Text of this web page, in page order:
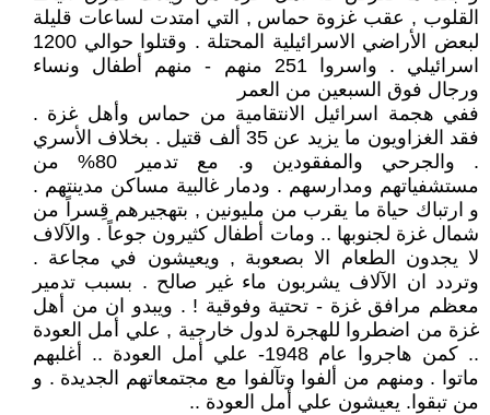
القلوب , عقب غزوة حماس , التي امتدت لساعات قليلة
لبعض الأراضي الاسرائيلية المحتلة . وقتلوا حوالي 1200
اسرائيلي . واسروا 251 منهم - منهم أطفال ونساء
ورجال فوق السبعين من العمر
ففي هجمة اسرائيل الانتقامية من حماس وأهل غزة .
فقد الغزاويون ما يزيد عن 35 ألف قتيل . بخلاف الأسري
. والجرحي والمفقودين و. مع تدمير 80% من
مستشفياتهم ومدارسهم . ودمار غالبية مساكن مدينتهم .
و ارتباك حياة ما يقرب من مليونين , بتهجيرهم قِسراً من
شمال غزة لجنوبها .. ومات أطفال كثيرون جوعاً . والآلاف
لا يجدون الطعام الا بصعوبة , ويعيشون في مجاعة .
وتردد ان الآلاف يشربون ماء غير صالح . بسبب تدمير
معظم مرافق غزة - تحتية وفوقية ! . ويبدو ان من أهل
غزة من اضطروا للهجرة لدول خارجية , علي أمل العودة
.. كمن هاجروا عام 1948- علي أمل العودة .. أغلبهم
ماتوا . ومنهم من ألفوا وتآلفوا مع مجتمعاتهم الجديدة . و
من تبقوا. يعيشون علي أمل العودة ..